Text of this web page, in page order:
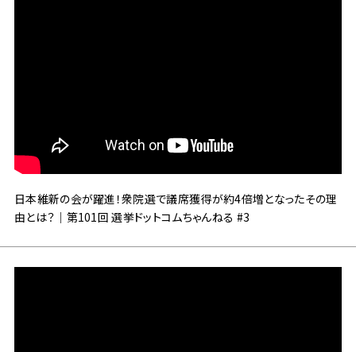
日本維新の会が躍進！衆院選で議席獲得が約4倍増となったその理
由とは？｜第101回 選挙ドットコムちゃんねる #3